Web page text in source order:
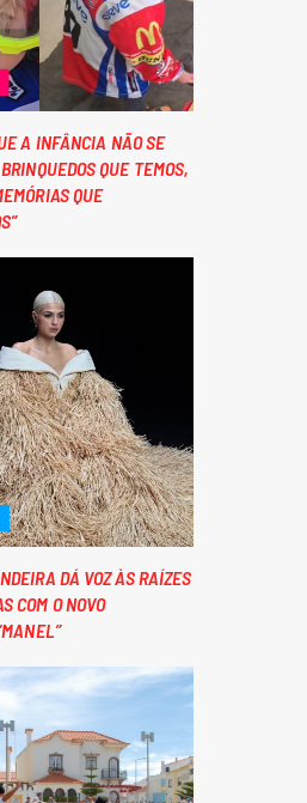
A INFÂNCIA NÃO SE
QUE TEMOS,
QUE
DÁ VOZ ÀS RAÍZES
COM O NOVO